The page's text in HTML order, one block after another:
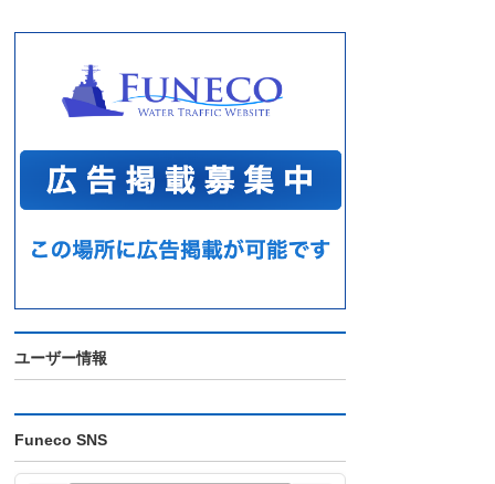
ユーザー情報
Funeco SNS